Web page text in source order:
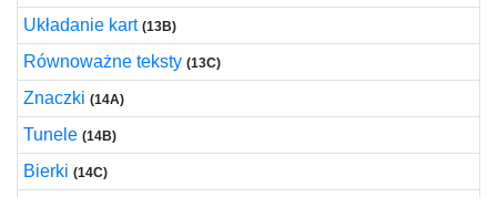
Układanie kart (13B)
Równoważne teksty (13C)
Znaczki (14A)
Tunele (14B)
Bierki (14C)